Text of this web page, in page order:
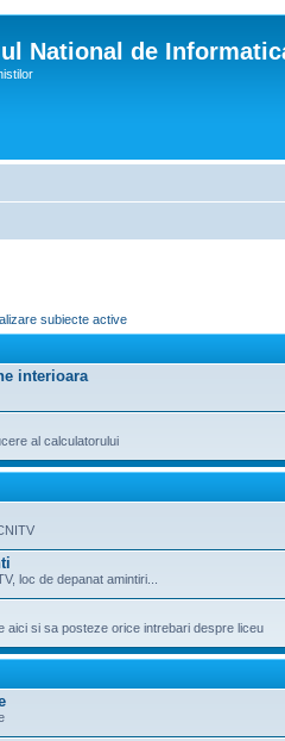
National de
subiecte active
interioara
al calculatorului
loc de depanat amintiri...
aici si sa posteze orice intrebari despre liceu